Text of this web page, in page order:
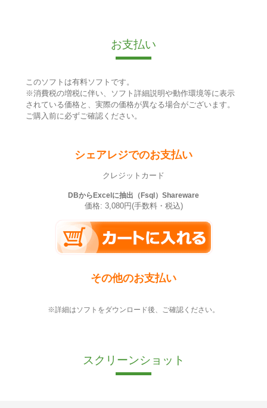
お支払い
このソフトは有料ソフトです。
※消費税の増税に伴い、ソフト詳細説明や動作環境等に表示
されている価格と、実際の価格が異なる場合がございます。
ご購入前に必ずご確認ください。
シェアレジでのお支払い
クレジットカード
DBからExcelに抽出（Fsql）Shareware
価格: 3,080円(手数料・税込)
その他のお支払い
※詳細はソフトをダウンロード後、ご確認ください。
スクリーンショット